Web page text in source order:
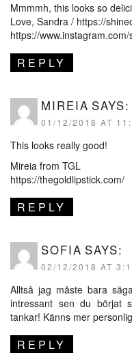
Mmmmh, this looks so
Love, Sandra / https://
https://
REPLY
MIREIA SAYS:
01/12/2018 AT
This looks really good!
Mireia from TGL
https://thegoldlipstick.com/
REPLY
SOFIA SAYS:
02/12/2018 AT
Alltså jag måste bara
intressant sen du börjat
tankar! Känns mer
REPLY